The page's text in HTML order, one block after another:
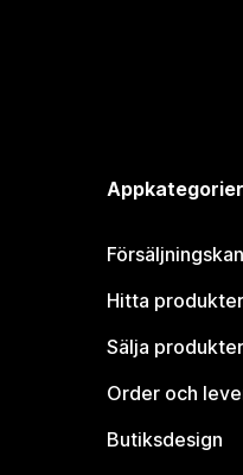
Appkategorier
Hitta produkter
Sälja produkter
Order och
Butiksdesign